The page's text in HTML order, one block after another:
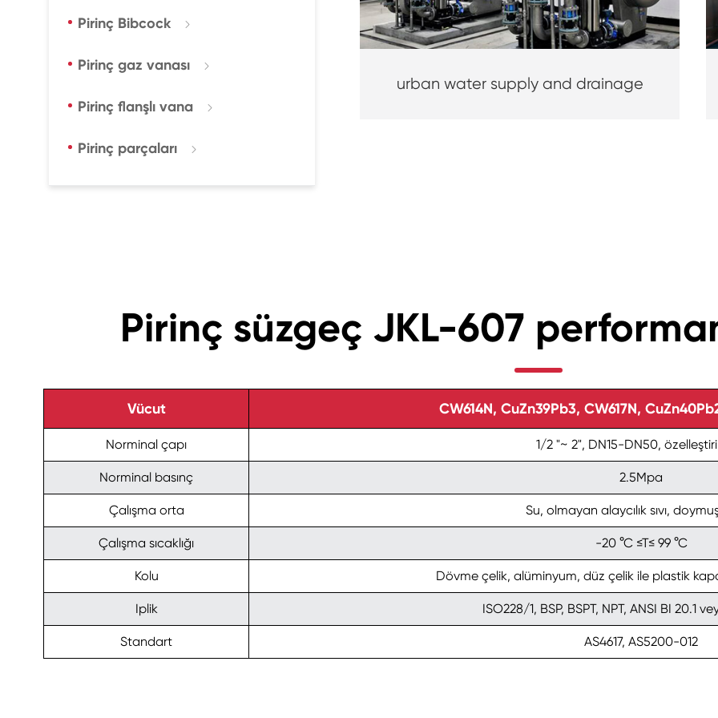
Pirinç Bibcock 
Pirinç gaz vanası 
Pirinç flanşlı vana 
Pirinç parçaları 
urban water supply and drainage
Pirinç süzgeç JKL-607
Vücut CW614N, CuZn39Pb3, CW617N,
Norminal çapı 1/2 "~ 2", DN15-DN50,
Norminal basınç 2.5Mpa
Çalışma orta Su, olmayan alaycılık sıvı,
Çalışma sıcaklığı -20 °C ≤T≤ 99 °C
Kolu Dövme çelik, alüminyum, düz çelik ile plastik
Iplik ISO228/1, BSP, BSPT, NPT, ANSI BI 20.1
Standart AS4617, AS5200-012